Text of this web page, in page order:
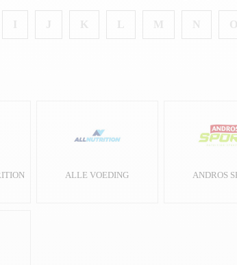
J K M N O
ALLE VOEDING ANDROS